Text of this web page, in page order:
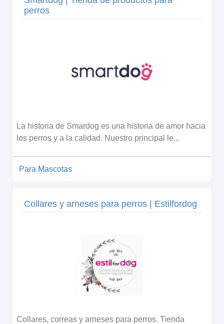
perros
La historia de Smardog es una historia de amor hacia
los perros y a la calidad. Nuestro principal le...
Para Mascotas
Collares y arneses para perros | Estilfordog
Collares, correas y arneses para perros. Tienda